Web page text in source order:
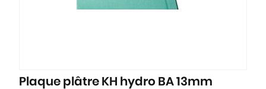
Plaque plâtre KH hydro BA 13mm